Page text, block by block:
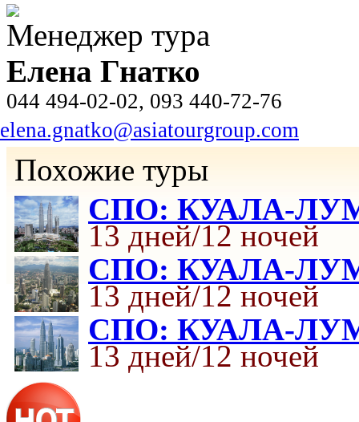
Менеджер тура
Елена Гнатко
044 494-02-02, 093 440-72-76
elena.gnatko@asiatourgroup.com
Похожие туры
СПО: КУАЛА-
13 дней/12 ночей
СПО: КУАЛА-
13 дней/12 ночей
СПО: КУАЛА-
13 дней/12 ночей